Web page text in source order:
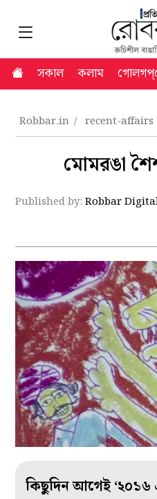
সকাল কলাম
Robbar.in recent-affairs
মোমরঙা
Published by:Robbar
কিছুদিন আগেই ‘২০১৬